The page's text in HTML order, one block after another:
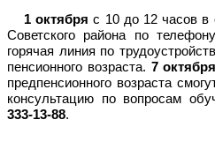
1 октября с 10 до 12 часов в
Советского района по
горячая линия по
пенсионного возраста. 7 октября
предпенсионного возраста
консультацию по вопросам
333-13-88.